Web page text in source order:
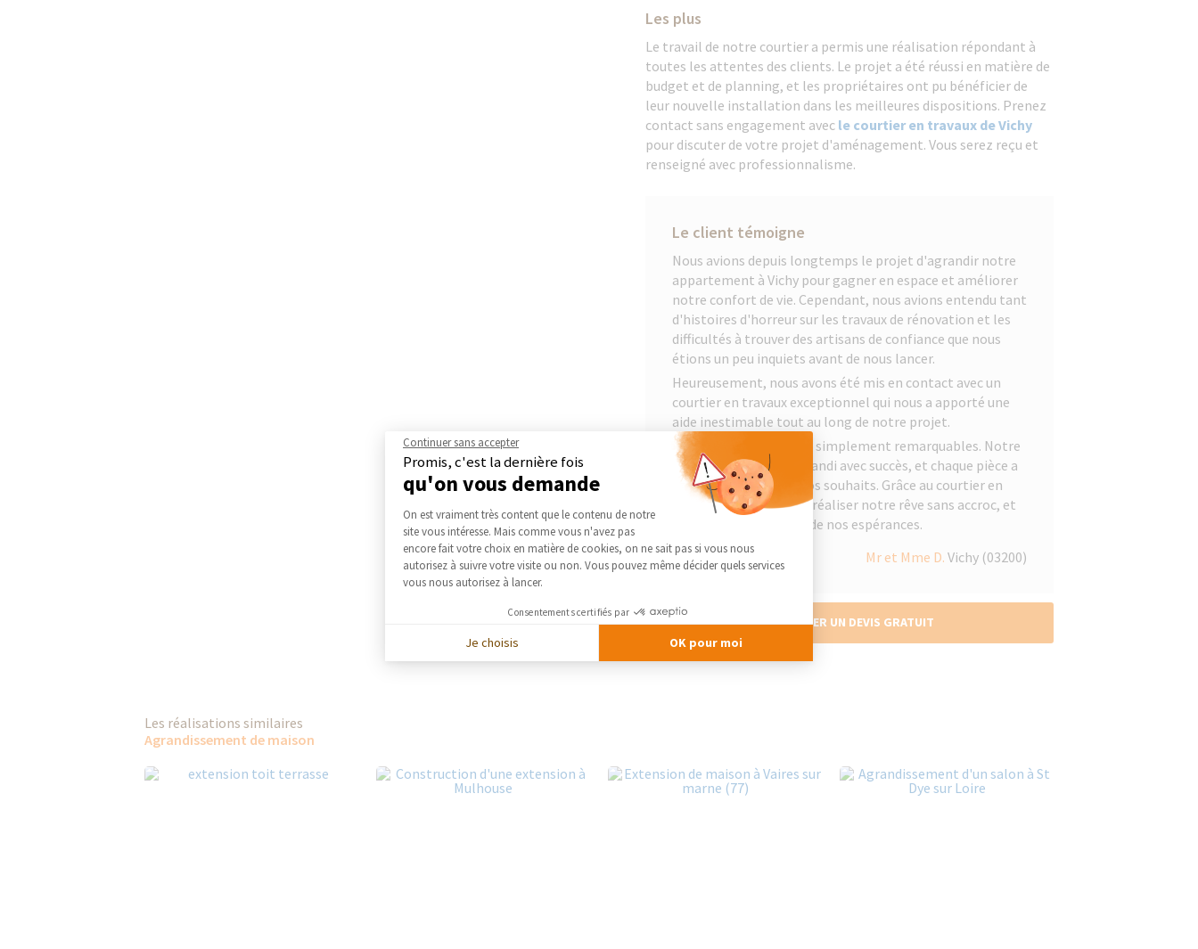
Les plus
Le travail de notre courtier a permis une réalisation répondant à
toutes les attentes des clients. Le projet a été réussi en matière de
budget et de planning, et les propriétaires ont pu bénéficier de
leur nouvelle installation dans les meilleures dispositions. Prenez
contact sans engagement avec le courtier en travaux de Vichy
pour discuter de votre projet d'aménagement. Vous serez reçu et
renseigné avec professionnalisme.
Le client témoigne
Nous avions depuis longtemps le projet d'agrandir notre
appartement à Vichy pour gagner en espace et améliorer
notre confort de vie. Cependant, nous avions entendu tant
d'histoires d'horreur sur les travaux de rénovation et les
difficultés à trouver des artisans de confiance que nous
étions un peu inquiets avant de nous lancer.
Heureusement, nous avons été mis en contact avec un
courtier en travaux exceptionnel qui nous a apporté une
aide inestimable tout au long de notre projet.
Les résultats sont tout simplement remarquables. Notre
appartement a été agrandi avec succès, et chaque pièce a
été aménagée selon nos souhaits. Grâce au courtier en
travaux, nous avons pu réaliser notre rêve sans accroc, et
le résultat est au-delà de nos espérances.
Mr et Mme D. Vichy (03200)
DEMANDER UN DEVIS GRATUIT
Les réalisations similaires
Agrandissement de maison
Continuer sans accepter
Promis, c'est la dernière fois
qu'on vous demande
Plateforme de Gestion du Consentement : Personnalisez vos Options
On est vraiment très content que le contenu de notre
site vous intéresse. Mais comme vous n'avez pas
encore fait votre choix en matière de cookies, on ne sait pas si vous nous
autorisez à suivre votre visite ou non. Vous pouvez même décider quels services
vous nous autorisez à lancer.
Consentements certifiés par
Je choisis OK pour moi
Axeptio consent